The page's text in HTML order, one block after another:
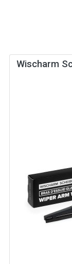
Wischarm